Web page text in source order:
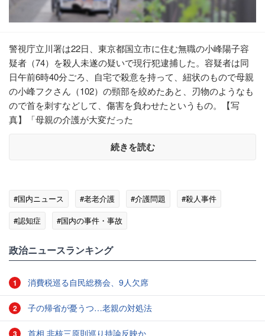
警視庁立川署は22日、東京都国立市に住む無職の小峰陽子容
疑者（74）を殺人未遂の疑いで現行犯逮捕した。容疑者は同
日午前6時40分ごろ、自宅で殺意を持って、紐状のもので母親
の小峰フクさん（102）の頸部を絞めたあと、刃物のようなも
ので首を刺すなどして、傷害を負わせたというもの。【写
真】「母親の介護が大変だった
続きを読む
#国内ニュース #老老介護 #介護問題
#殺人事件
#認知症
#国内の事件・事故
政治ニュースランキング
1 消費税巡る自民総務会、9人欠席
2 子の帰省が憂うつ…老親の対処法
3 首相 非核三原則巡り持論反映か